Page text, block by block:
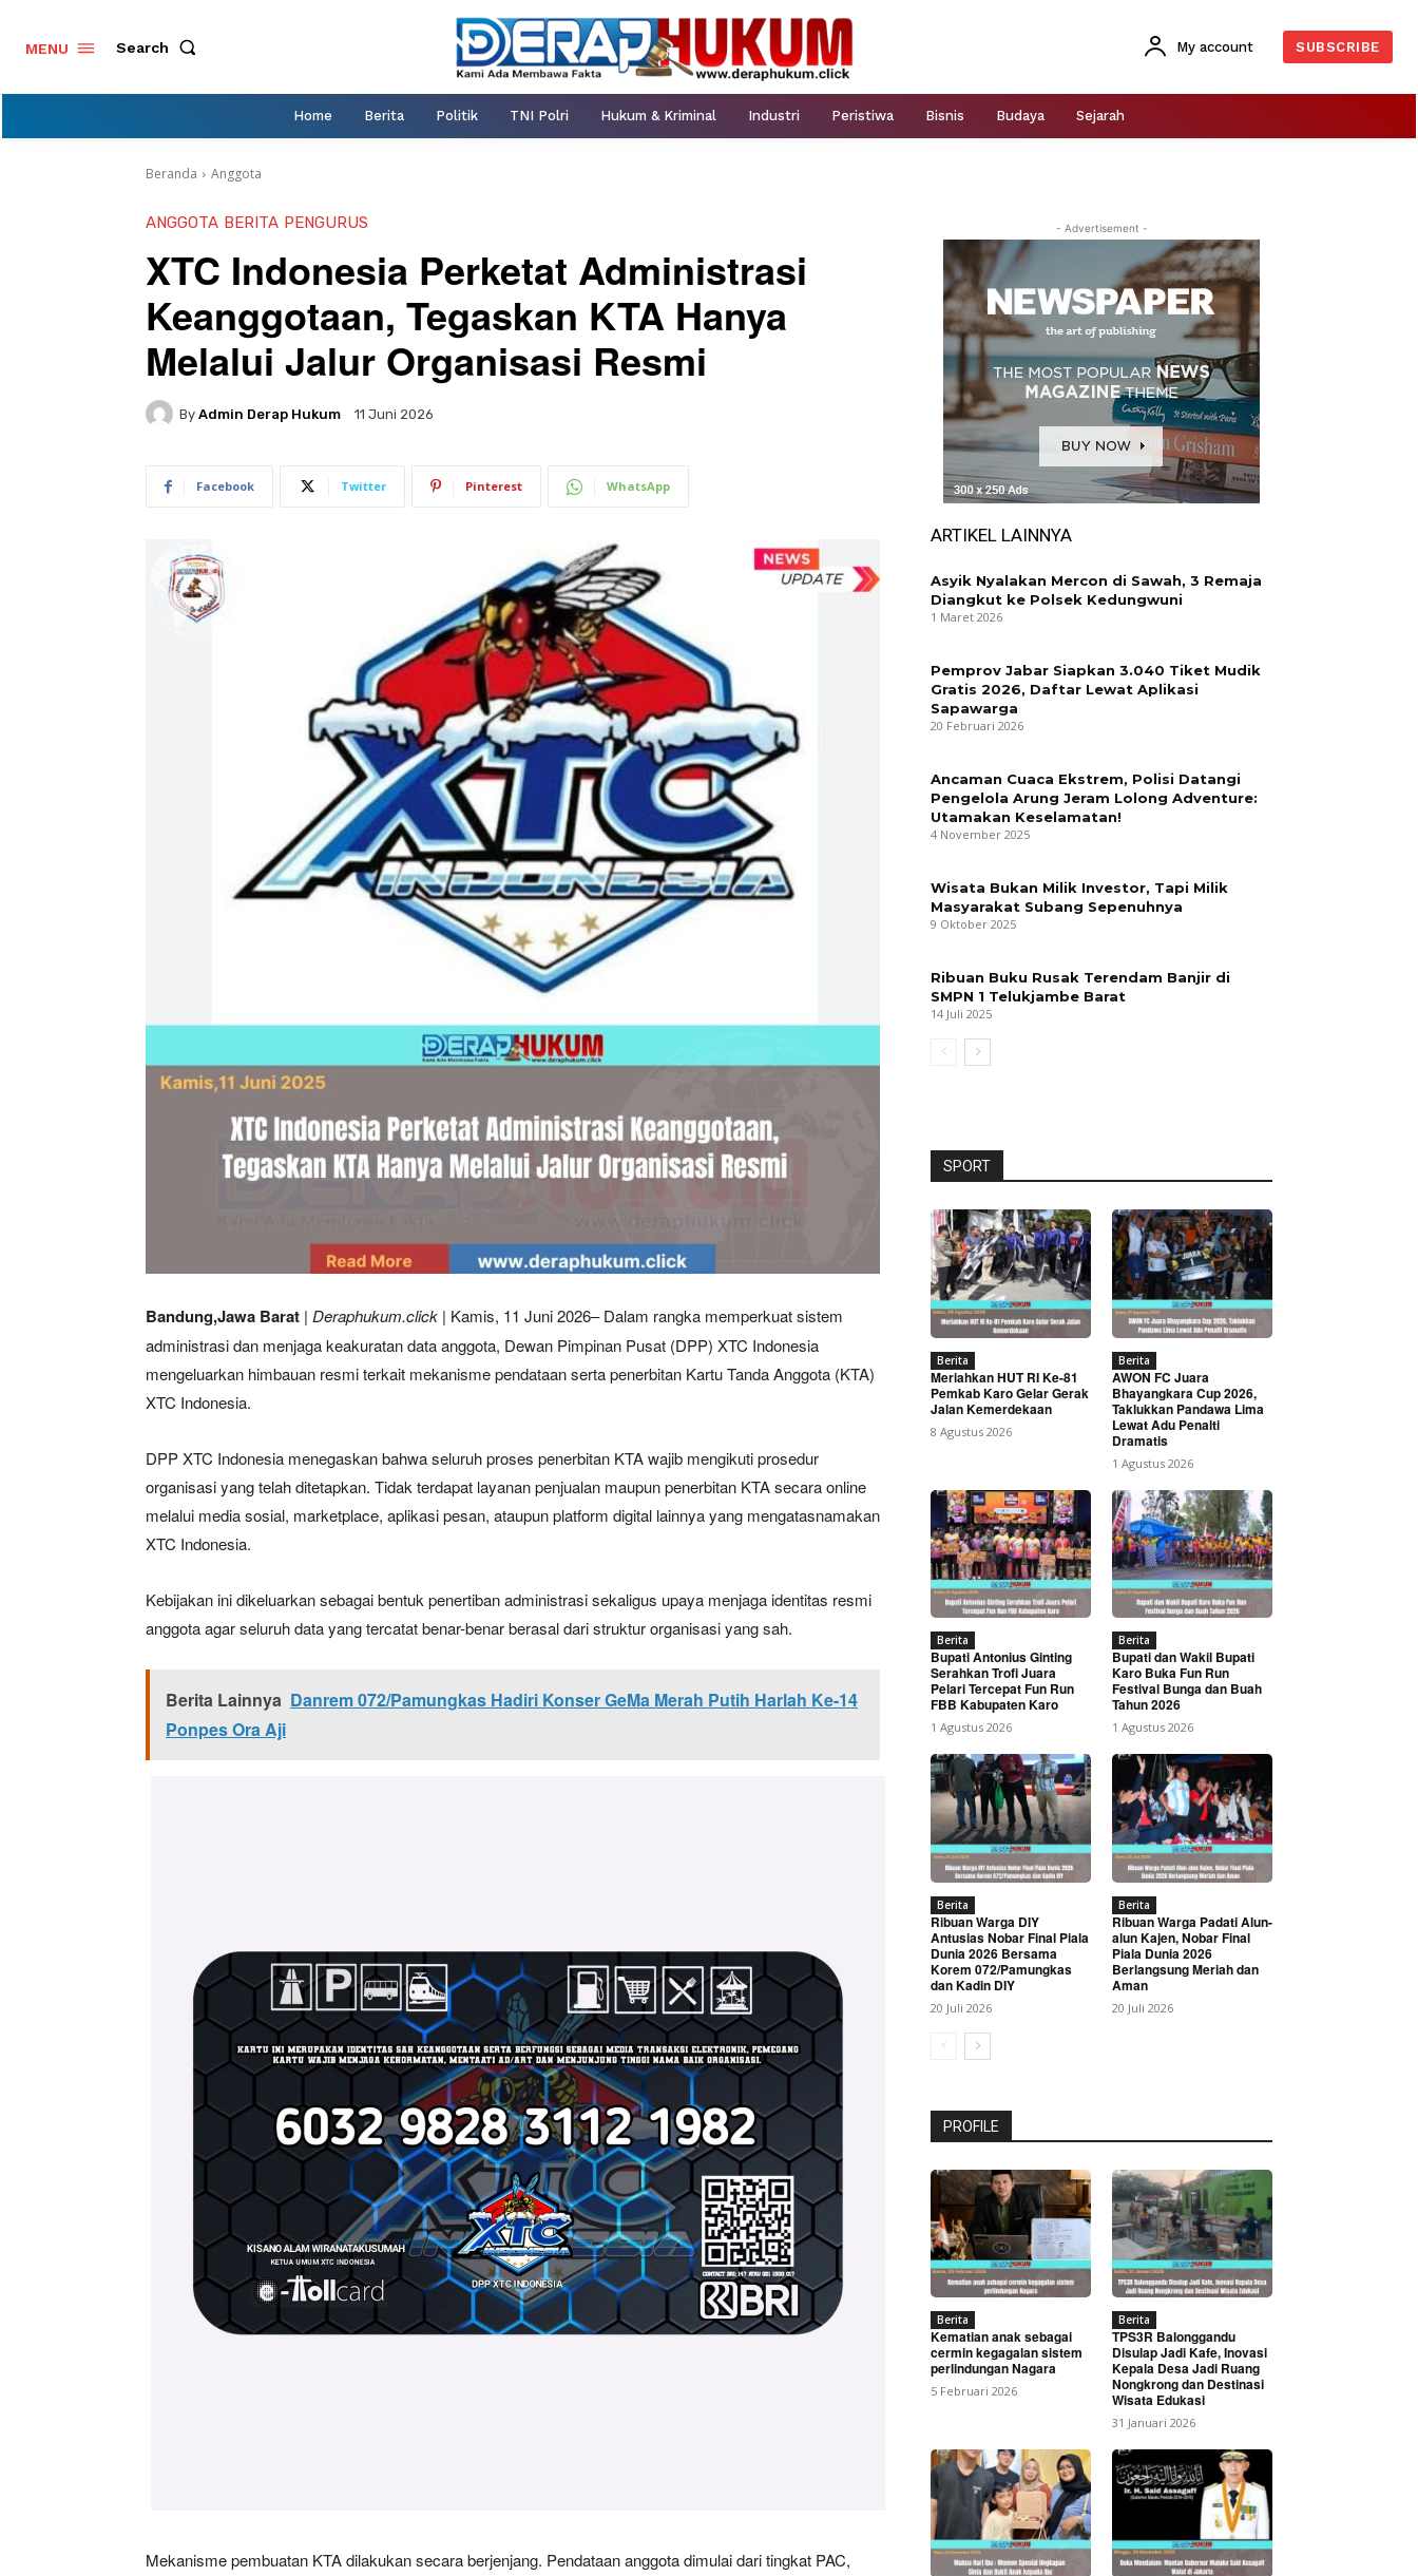
News Week
Magazine PRO
Company
About
Contact us
MENU Search My account SUBSCRIBE
Home Berita Politik TNI Polri Hukum & Kriminal Industri Peristiwa Bisnis Budaya Sejarah
Beranda Anggota
ANGGOTA BERITA PENGURUS
XTC Indonesia Perketat Administrasi
Keanggotaan, Tegaskan KTA Hanya
Melalui Jalur Organisasi Resmi
By Admin Derap Hukum 11 Juni 2026
Facebook Twitter Pinterest WhatsApp
Bandung,Jawa Barat | Deraphukum.click | Kamis, 11 Juni 2026– Dalam rangka memperkuat sistem
administrasi dan menjaga keakuratan data anggota, Dewan Pimpinan Pusat (DPP) XTC Indonesia
mengeluarkan himbauan resmi terkait mekanisme pendataan serta penerbitan Kartu Tanda Anggota (KTA)
XTC Indonesia.
DPP XTC Indonesia menegaskan bahwa seluruh proses penerbitan KTA wajib mengikuti prosedur
organisasi yang telah ditetapkan. Tidak terdapat layanan penjualan maupun penerbitan KTA secara online
melalui media sosial, marketplace, aplikasi pesan, ataupun platform digital lainnya yang mengatasnamakan
XTC Indonesia.
Kebijakan ini dikeluarkan sebagai bentuk penertiban administrasi sekaligus upaya menjaga identitas resmi
anggota agar seluruh data yang tercatat benar-benar berasal dari struktur organisasi yang sah.
Berita Lainnya Danrem 072/Pamungkas Hadiri Konser GeMa Merah Putih Harlah Ke-14
Ponpes Ora Aji
Mekanisme pembuatan KTA dilakukan secara berjenjang. Pendataan anggota dimulai dari tingkat PAC,
- Advertisement -
ARTIKEL LAINNYA
Asyik Nyalakan Mercon di Sawah, 3 Remaja
Diangkut ke Polsek Kedungwuni
1 Maret 2026
Pemprov Jabar Siapkan 3.040 Tiket Mudik
Gratis 2026, Daftar Lewat Aplikasi
Sapawarga
20 Februari 2026
Ancaman Cuaca Ekstrem, Polisi Datangi
Pengelola Arung Jeram Lolong Adventure:
Utamakan Keselamatan!
4 November 2025
Wisata Bukan Milik Investor, Tapi Milik
Masyarakat Subang Sepenuhnya
9 Oktober 2025
Ribuan Buku Rusak Terendam Banjir di
SMPN 1 Telukjambe Barat
14 Juli 2025
SPORT
Berita
Meriahkan HUT RI Ke-81
Pemkab Karo Gelar Gerak
Jalan Kemerdekaan
8 Agustus 2026
Berita
AWON FC Juara
Bhayangkara Cup 2026,
Taklukkan Pandawa Lima
Lewat Adu Penalti
Dramatis
1 Agustus 2026
Berita
Bupati Antonius Ginting
Serahkan Trofi Juara
Pelari Tercepat Fun Run
FBB Kabupaten Karo
1 Agustus 2026
Berita
Bupati dan Wakil Bupati
Karo Buka Fun Run
Festival Bunga dan Buah
Tahun 2026
1 Agustus 2026
Berita
Ribuan Warga DIY
Antusias Nobar Final Piala
Dunia 2026 Bersama
Korem 072/Pamungkas
dan Kadin DIY
20 Juli 2026
Berita
Ribuan Warga Padati Alun-
alun Kajen, Nobar Final
Piala Dunia 2026
Berlangsung Meriah dan
Aman
20 Juli 2026
PROFILE
Berita
Kematian anak sebagai
cermin kegagalan sistem
perlindungan Nagara
5 Februari 2026
Berita
TPS3R Balonggandu
Disulap Jadi Kafe, Inovasi
Kepala Desa Jadi Ruang
Nongkrong dan Destinasi
Wisata Edukasi
31 Januari 2026